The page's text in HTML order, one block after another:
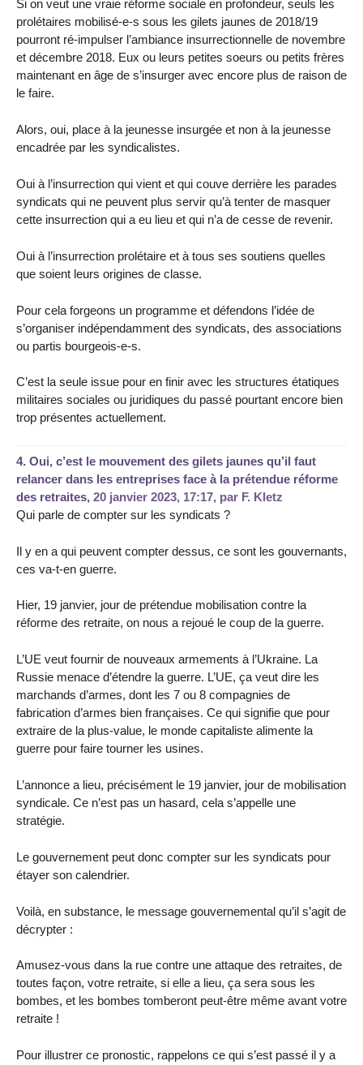
Si on veut une vraie réforme sociale en profondeur, seuls les
prolétaires mobilisé-e-s sous les gilets jaunes de 2018/19
pourront ré-impulser l’ambiance insurrectionnelle de novembre
et décembre 2018. Eux ou leurs petites soeurs ou petits frères
maintenant en âge de s’insurger avec encore plus de raison de
le faire.
Alors, oui, place à la jeunesse insurgée et non à la jeunesse
encadrée par les syndicalistes.
Oui à l’insurrection qui vient et qui couve derrière les parades
syndicats qui ne peuvent plus servir qu’à tenter de masquer
cette insurrection qui a eu lieu et qui n’a de cesse de revenir.
Oui à l’insurrection prolétaire et à tous ses soutiens quelles
que soient leurs origines de classe.
Pour cela forgeons un programme et défendons l’idée de
s’organiser indépendamment des syndicats, des associations
ou partis bourgeois-e-s.
C’est la seule issue pour en finir avec les structures étatiques
militaires sociales ou juridiques du passé pourtant encore bien
trop présentes actuellement.
4. Oui, c’est le mouvement des gilets jaunes qu’il faut
relancer dans les entreprises face à la prétendue réforme
des retraites, 20 janvier 2023, 17:17, par F. Kletz
Qui parle de compter sur les syndicats ?
Il y en a qui peuvent compter dessus, ce sont les gouvernants,
ces va-t-en guerre.
Hier, 19 janvier, jour de prétendue mobilisation contre la
réforme des retraite, on nous a rejoué le coup de la guerre.
L’UE veut fournir de nouveaux armements à l’Ukraine. La
Russie menace d’étendre la guerre. L’UE, ça veut dire les
marchands d’armes, dont les 7 ou 8 compagnies de
fabrication d’armes bien françaises. Ce qui signifie que pour
extraire de la plus-value, le monde capitaliste alimente la
guerre pour faire tourner les usines.
L’annonce a lieu, précisément le 19 janvier, jour de mobilisation
syndicale. Ce n’est pas un hasard, cela s’appelle une
stratégie.
Le gouvernement peut donc compter sur les syndicats pour
étayer son calendrier.
Voilà, en substance, le message gouvernemental qu’il s’agit de
décrypter :
Amusez-vous dans la rue contre une attaque des retraites, de
toutes façon, votre retraite, si elle a lieu, ça sera sous les
bombes, et les bombes tomberont peut-être même avant votre
retraite !
Pour illustrer ce pronostic, rappelons ce qui s’est passé il y a